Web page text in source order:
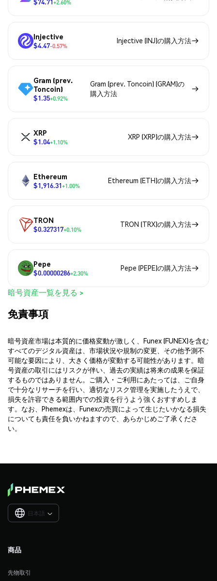
+2.60%
Injective
$4.47-0.57%
Injective (INJ)の購入方法
Gram (prev.
Toncoin)
$1.35+0.92%
Gram (prev. Toncoin) (GRAM)の
購入方法
XRP
$1.04+1.10%
XRP (XRP)の購入方法
Ethereum
$1,916.31+1.00%
Ethereum (ETH)の購入方法
TRON
$0.327317+0.10%
TRON (TRX)の購入方法
Pepe
$0.00000286+2.30%
Pepe (PEPE)の購入方法
暗号資産一覧を見る >
免責事項
暗号資産市場は本質的に価格変動が激しく、Funex (FUNEX)を含む
すべてのデジタル資産は、市場状況や規制の変更、その他予測不
可能な要因により、大きく価格が変動する可能性があります。暗
号資産の取引にはリスクが伴い、過去の実績は将来の成果を保証
するものではありません。ご購入・ご利用にあたっては、ご自身
で十分なリサーチを行い、適切なリスク管理を実施したうえで、
損失を許容できる範囲内での投資を行うよう強くおすすめしま
す。なお、Phemexは、Funexの売買によって生じたいかなる損失
についても責任を負いかねますので、あらかじめご了承くださ
い。
日本語 
商品
先物取引